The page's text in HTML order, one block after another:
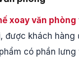
xoay văn phòng
được khách hàng
có phần